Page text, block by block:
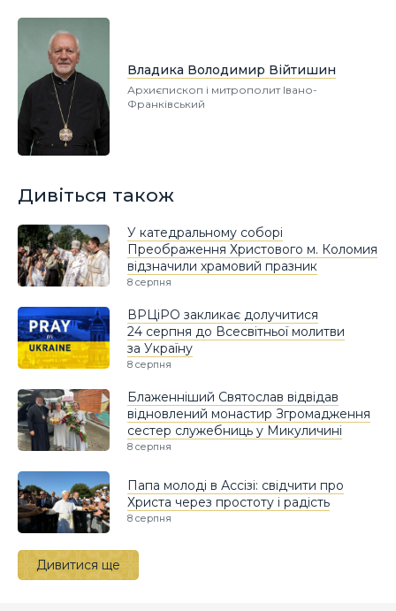
Владика Володимир Війтишин
Архиєпископ і митрополит Івано-
Франківський
Дивіться також
У катедральному соборі
Преображення Христового м. Коломия
відзначили храмовий празник
8 серпня
ВРЦіРО закликає долучитися
24 серпня до Всесвітньої молитви
за Україну
8 серпня
Блаженніший Святослав відвідав
відновлений монастир Згромадження
сестер служебниць у Микуличині
8 серпня
Папа молоді в Ассізі: свідчити про
Христа через простоту і радість
8 серпня
Дивитися ще